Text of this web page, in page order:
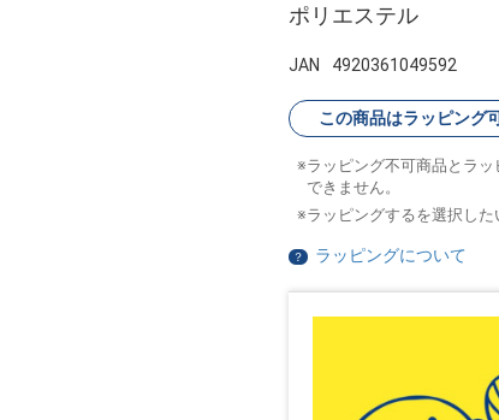
ポリエステル
JAN 4920361049592
この商品はラッピング
ラッピング不可商品とラ
できません。
ラッピングするを選択した
？ ラッピングについて